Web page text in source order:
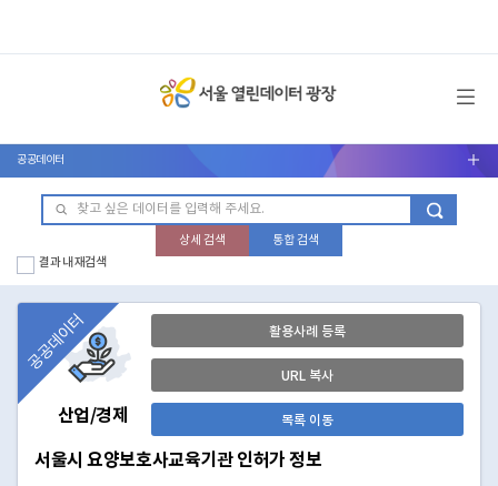
메뉴 열기
공공데이터 서브메뉴 열기
상세 검색
통합 검색
결과 내 재검색
산업/경제
공공데이터 활용사례 등록
URL 복사
목록 이동
서울시 요양보호사교육기관 인허가 정보